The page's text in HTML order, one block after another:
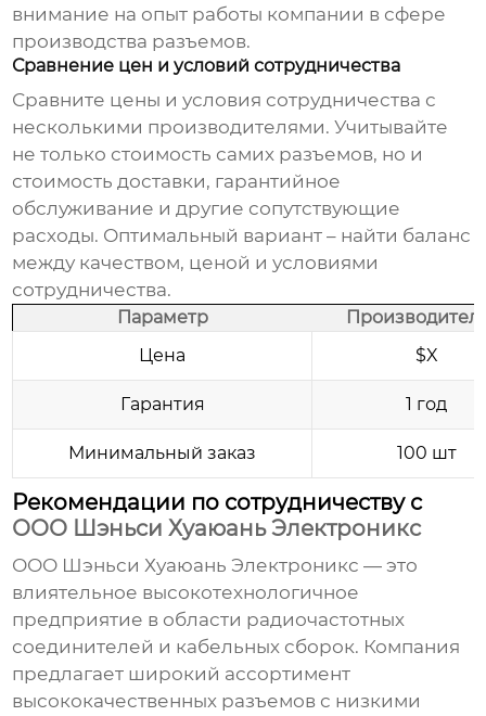
внимание на опыт работы компании в сфере
производства разъемов.
Сравнение цен и условий сотрудничества
Сравните цены и условия сотрудничества с
несколькими производителями. Учитывайте
не только стоимость самих разъемов, но и
стоимость доставки, гарантийное
обслуживание и другие сопутствующие
расходы. Оптимальный вариант – найти баланс
между качеством, ценой и условиями
сотрудничества.
Параметр
Цена
$X
Гарантия 1 год
Минимальный заказ 100 шт
Рекомендации по сотрудничеству с
ООО Шэньси Хуаюань Электроникс
ООО Шэньси Хуаюань Электроникс — это
влиятельное высокотехнологичное
предприятие в области радиочастотных
соединителей и кабельных сборок. Компания
предлагает широкий ассортимент
высококачественных разъемов с низкими